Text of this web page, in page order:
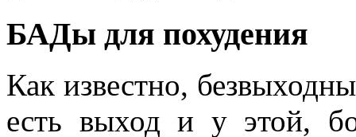
БАДы для похудения
Как известно,
есть выход и у этой,